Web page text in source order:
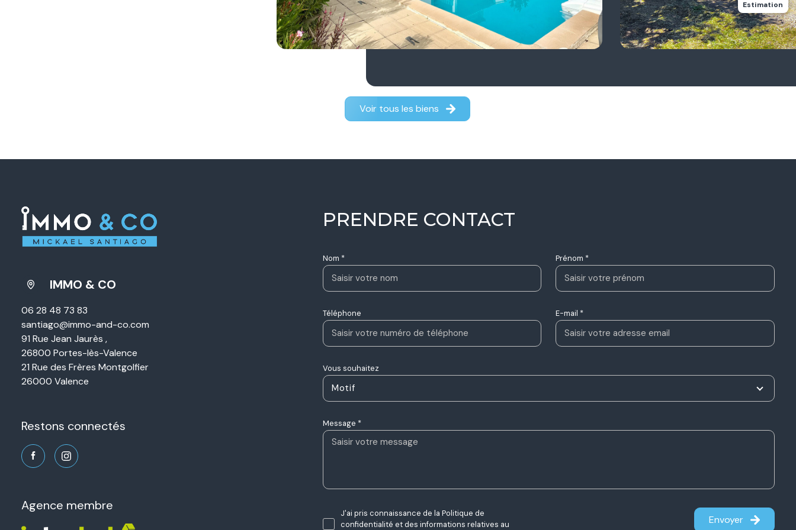
Voir tous les biens
Estimation
PRENDRE CONTACT
Nom * Prénom *
Téléphone E-mail *
Vous souhaitez
Motif
Message *
J'ai pris connaissance de la Politique de
confidentialité et des informations relatives au
Envoyer
IMMO & CO
06 28 48 73 83
santiago@immo-and-co.com
91 Rue Jean Jaurès ,
26800 Portes-lès-Valence
21 Rue des Frères Montgolfier
26000 Valence
restons connectés
agence membre